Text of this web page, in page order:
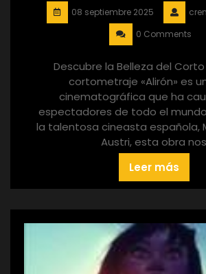
08 septiembre 2025
0 Comments
Descubre la Belleza del Corto
cortometraje «Alirón» es
cinematográfica que ha
espectadores de todo el
la talentosa cineasta española,
Austri, esta obra nos
Leer más